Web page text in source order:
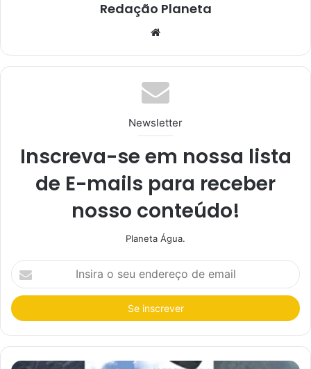
Redação Planeta
te
Newsletter
Inscreva-se em nossa lista
de E-mails para receber
nosso conteúdo!
Planeta Água.
I
n
i
r
a
o
s
u